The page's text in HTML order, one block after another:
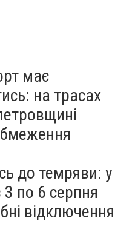
має
на трасах
до темряви: у
3 по 6 серпня
відключення